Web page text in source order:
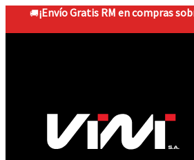
Ir
contenido
🚚¡Envío Gratis RM en compras